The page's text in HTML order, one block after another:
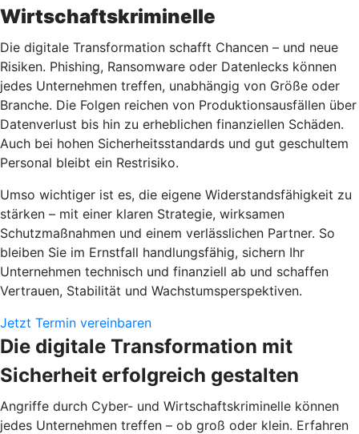
Wirtschaftskriminelle
Die digitale Transformation schafft Chancen – und neue
Risiken. Phishing, Ransomware oder Datenlecks können
jedes Unternehmen treffen, unabhängig von Größe oder
Branche. Die Folgen reichen von Produktionsausfällen über
Datenverlust bis hin zu erheblichen finanziellen Schäden.
Auch bei hohen Sicherheitsstandards und gut geschultem
Personal bleibt ein Restrisiko.
Umso wichtiger ist es, die eigene Widerstandsfähigkeit zu
stärken – mit einer klaren Strategie, wirksamen
Schutzmaßnahmen und einem verlässlichen Partner. So
bleiben Sie im Ernstfall handlungsfähig, sichern Ihr
Unternehmen technisch und finanziell ab und schaffen
Vertrauen, Stabilität und Wachstumsperspektiven.
Jetzt Termin vereinbaren
Die digitale Transformation mit
Sicherheit erfolgreich gestalten
Angriffe durch Cyber- und Wirtschaftskriminelle können
jedes Unternehmen treffen – ob groß oder klein. Erfahren